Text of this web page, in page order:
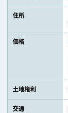
住所
価格
土地権利
交通